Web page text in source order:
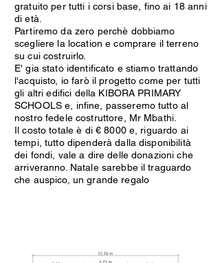
gratuito per tutti i corsi base, fino ai 18 anni
di età.
Partiremo da zero perchè dobbiamo
scegliere la location e comprare il terreno
su cui costruirlo.
E' gia stato identificato e stiamo trattando
l'acquisto, io farò il progetto come per tutti
gli altri edifici della KIBORA PRIMARY
SCHOOLS e, infine, passeremo tutto al
nostro fedele costruttore, Mr Mbathi.
Il costo totale è di € 8000 e, riguardo ai
tempi, tutto dipenderà dalla disponibilità
dei fondi, vale a dire delle donazioni che
arriveranno. Natalesarebbe il traguardo
che auspico, un grande regalo